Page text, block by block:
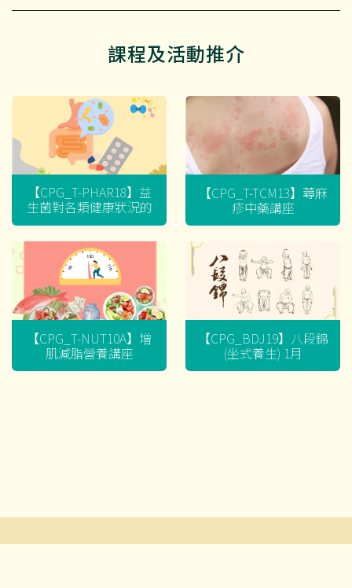
課程及活動推介
【CPG_T-PHAR18】益
生菌對各類健康狀況的
迷思
【CPG_T-TCM13】蕁麻
疹中藥講座
【CPG_T-NUT10A】增
肌減脂營養講座
【CPG_BDJ19】八段錦
(坐式養生) 1月
章